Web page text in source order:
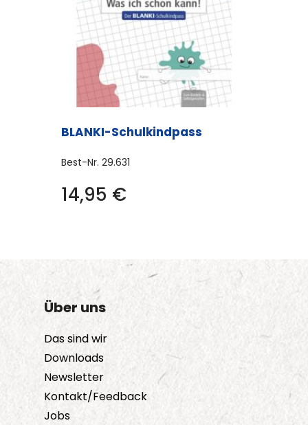
BLANKI-Schulkindpass
Best-Nr. 29.631
14,95 €
Über uns
Das sind wir
Downloads
Newsletter
Kontakt/Feedback
Jobs